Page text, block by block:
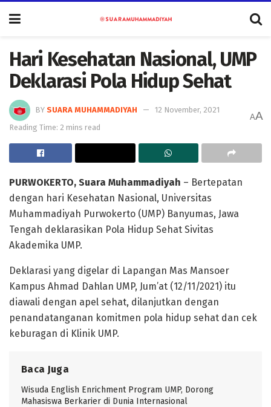
Hari Kesehatan Nasional, UMP
Deklarasi Pola Hidup Sehat
BY SUARA MUHAMMADIYAH
12 November, 2021
Reading Time: 2 mins read
AA
PURWOKERTO, Suara Muhammadiyah – Bertepatan
dengan hari Kesehatan Nasional, Universitas
Muhammadiyah Purwokerto (UMP) Banyumas, Jawa
Tengah deklarasikan Pola Hidup Sehat Sivitas
Akademika UMP.
Deklarasi yang digelar di Lapangan Mas Mansoer
Kampus Ahmad Dahlan UMP, Jum’at (12/11/2021) itu
diawali dengan apel sehat, dilanjutkan dengan
penandatanganan komitmen pola hidup sehat dan cek
keburagan di Klinik UMP.
Baca Juga
Wisuda English Enrichment Program UMP, Dorong
Mahasiswa Berkarier di Dunia Internasional